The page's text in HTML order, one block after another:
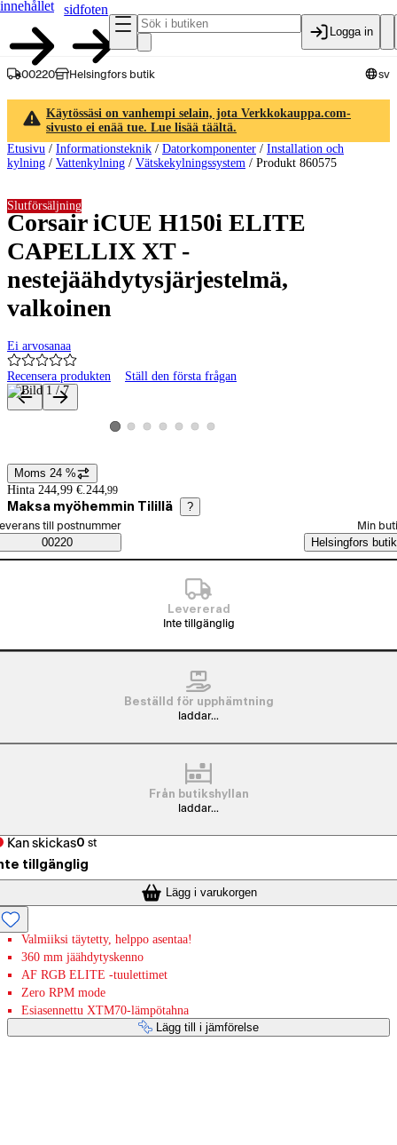
innehållet
sidfoten
Logga in
00220 Helsingfors butik sv
Käytössäsi on vanhempi selain, jota Verkkokauppa.com-
sivusto ei enää tue. Lue lisää täältä.
Etusivu / Informationsteknik / Datorkomponenter / Installation och
kylning / Vattenkylning / Vätskekylningssystem / Produkt 860575
Corsair iCUE H150i ELITE
CAPELLIX XT -
nestejäähdytysjärjestelmä,
valkoinen
Ei arvosanaa
Recensera produkten Ställ den första frågan
Slutförsäljning
Produktbilder och videor
Visa produktbild 1
Visa produktbild 2
Visa produktbild 3
Visa produktbild 4
Visa produktbild 5
Visa produktbild 6
Visa produktbild 7
Prisinformation
Moms 24 %
Hinta 244,99 €. 244,99
Maksa myöhemmin Tilillä ?
Saatavuustiedot
beställningssätt
till postnummer
00220
Min
Helsingfors butik
Levererad
Inte tillgänglig
Beställd för upphämtning
laddar...
Från butikshyllan
laddar...
Kan skickas0 st
tillgänglig
Lägg i varukorgen
Valmiiksi täytetty, helppo asentaa!
360 mm jäähdytyskenno
AF RGB ELITE -tuulettimet
Zero RPM mode
Esiasennettu XTM70-lämpötahna
Lägg till i jämförelse